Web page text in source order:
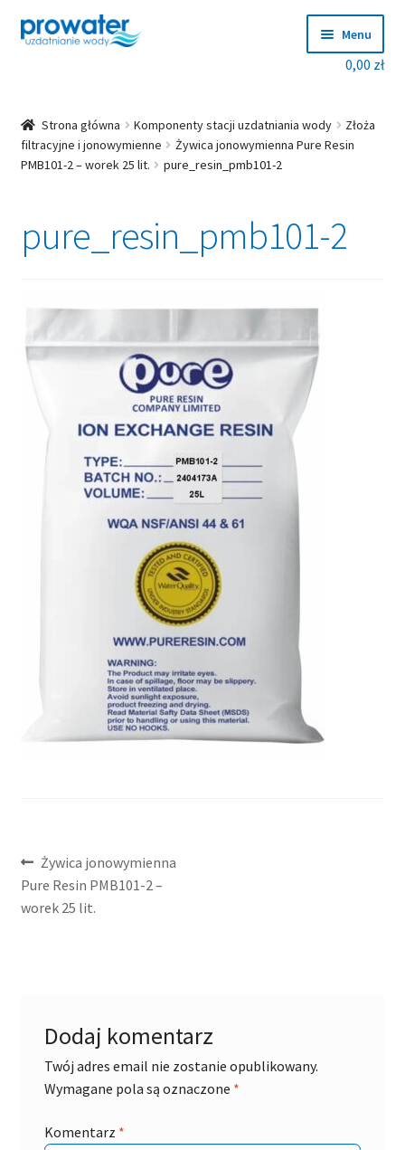
Przejdź
do
Przejdź
do
Menu
Rozwiń
Producenci
Rozwiń
Dobierz zmiękczacz!
Kontakt
0,00 zł
Strona główna Komponenty stacji uzdatniania wody
Złoża
filtracyjne i jonowymienne
Żywica jonowymienna Pure Resin
PMB101-2 – worek 25 lit.
pure_resin_pmb101-2
pure_resin_pmb101-2
Nawigacja
wpisu
Poprzedni
wpis:
Żywica jonowymienna
Pure Resin PMB101-2 –
worek 25 lit.
Dodaj komentarz
Twój adres email nie zostanie opublikowany.
Wymagane pola są oznaczone *
Komentarz *